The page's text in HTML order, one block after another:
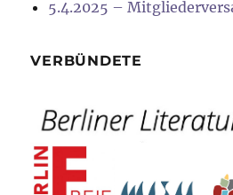
5.4.2025 –
VERBÜNDETE